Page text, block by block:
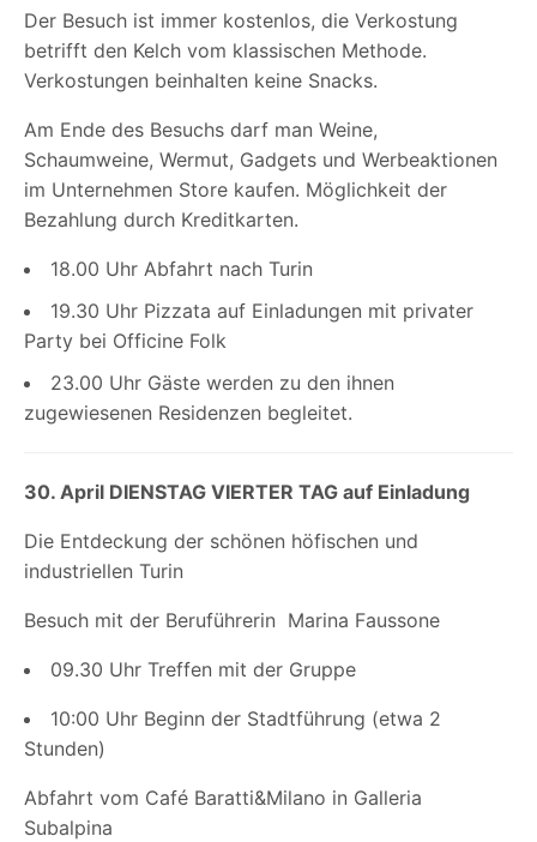
Der Besuch ist immer kostenlos, die Verkostung
betrifft den Kelch vom klassischen Methode.
Verkostungen beinhalten keine Snacks.
Am Ende des Besuchs darf man Weine,
Schaumweine, Wermut, Gadgets und Werbeaktionen
im Unternehmen Store kaufen. Möglichkeit der
Bezahlung durch Kreditkarten.
18.00 Uhr Abfahrt nach Turin
19.30 Uhr Pizzata auf Einladungen mit privater
Party bei Officine Folk
23.00 Uhr Gäste werden zu den ihnen
zugewiesenen Residenzen begleitet.
30. April DIENSTAG VIERTER TAG auf Einladung
Die Entdeckung der schönen höfischen und
industriellen Turin
Besuch mit der Beruführerin Marina Faussone
09.30 Uhr Treffen mit der Gruppe
10:00 Uhr Beginn der Stadtführung (etwa 2
Stunden)
Abfahrt vom Café Baratti&Milano in Galleria
Subalpina